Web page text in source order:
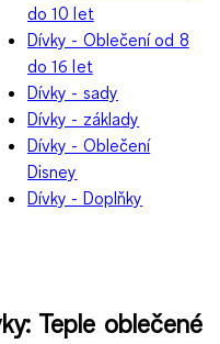
do 10 let
Dívky - Oblečení od 8
do 16 let
Dívky - sady
Dívky - základy
Dívky - Oblečení
Disney
Dívky - Doplňky
Teple oblečené